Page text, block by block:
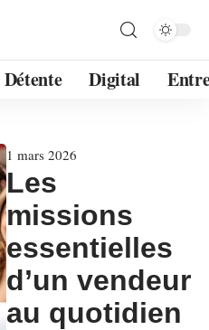
Détente Digital
1 mars 2026
Les
missions
essentielles
d’un vendeur
au quotidien